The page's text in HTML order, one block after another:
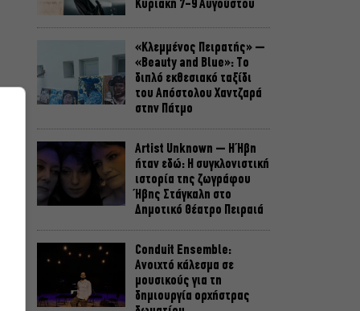
Κυριακή 7-9 Αυγούστου
«Κλεμμένος Πειρατής» –
«Beauty and Blue»: Το
διπλό εκθεσιακό ταξίδι
του Απόστολου Χαντζαρά
στην Πάτμο
Artist Unknown – Η Ήβη
ήταν εδώ: Η συγκλονιστική
ιστορία της ζωγράφου
Ήβης Στάγκαλη στο
Δημοτικό Θέατρο Πειραιά
Conduit Ensemble:
Ανοιχτό κάλεσμα σε
μουσικούς για τη
δημιουργία ορχήστρας